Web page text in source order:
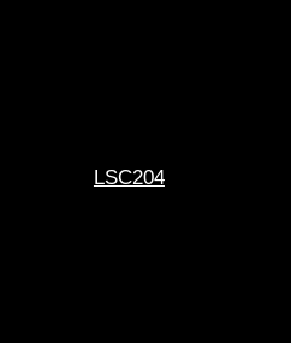
LSC204